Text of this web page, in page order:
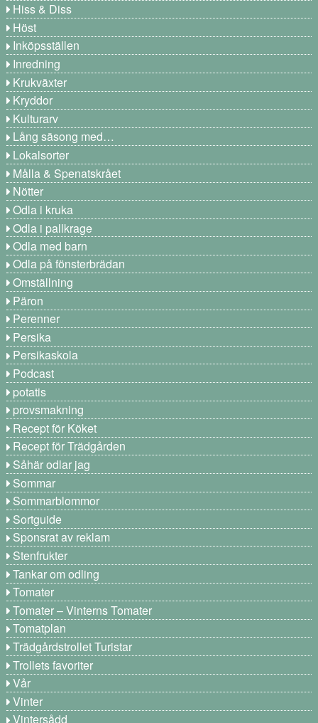
Hiss & Diss
Höst
Inköpsställen
Inredning
Krukväxter
Kryddor
Kulturarv
Lång säsong med…
Lokalsorter
Målla & Spenatskrået
Nötter
Odla i kruka
Odla i pallkrage
Odla med barn
Odla på fönsterbrädan
Omställning
Päron
Perenner
Persika
Persikaskola
Podcast
potatis
provsmakning
Recept för Köket
Recept för Trädgården
Såhär odlar jag
Sommar
Sommarblommor
Sortguide
Sponsrat av reklam
Stenfrukter
Tankar om odling
Tomater
Tomater – Vinterns Tomater
Tomatplan
Trädgårdstrollet Turistar
Trollets favoriter
Vår
Vinter
Vintersådd